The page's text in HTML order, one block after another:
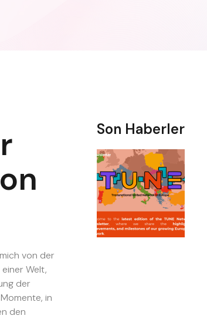
von der
Welt,
der
in
den
Son Haberler